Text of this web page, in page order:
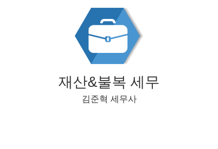
재산&불복 세무
김준혁 세무사